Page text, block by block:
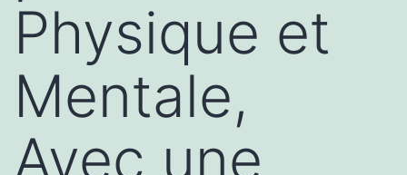
Physique et
Mentale,
Avec une